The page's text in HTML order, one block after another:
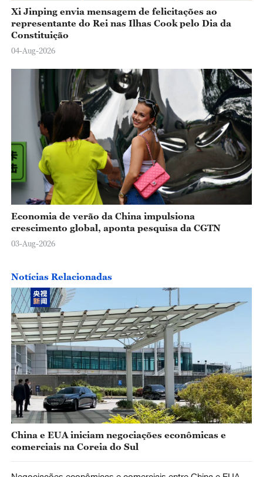
Xi Jinping envia mensagem de felicitações ao
representante do Rei nas Ilhas Cook pelo Dia da
Constituição
04-Aug-2026
Economia de verão da China impulsiona
crescimento global, aponta pesquisa da CGTN
03-Aug-2026
Notícias Relacionadas
China e EUA iniciam negociações econômicas e
comerciais na Coreia do Sul